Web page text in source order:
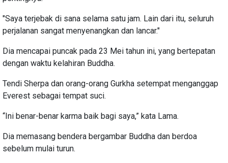
"Saya terjebak di sana selama satu jam. Lain dari itu, seluruh
perjalanan sangat menyenangkan dan lancar."
Dia mencapai puncak pada 23 Mei tahun ini, yang bertepatan
dengan waktu kelahiran Buddha.
Tendi Sherpa dan orang-orang Gurkha setempat menganggap
Everest sebagai tempat suci.
“Ini benar-benar karma baik bagi saya,” kata Lama.
Dia memasang bendera bergambar Buddha dan berdoa
sebelum mulai turun.